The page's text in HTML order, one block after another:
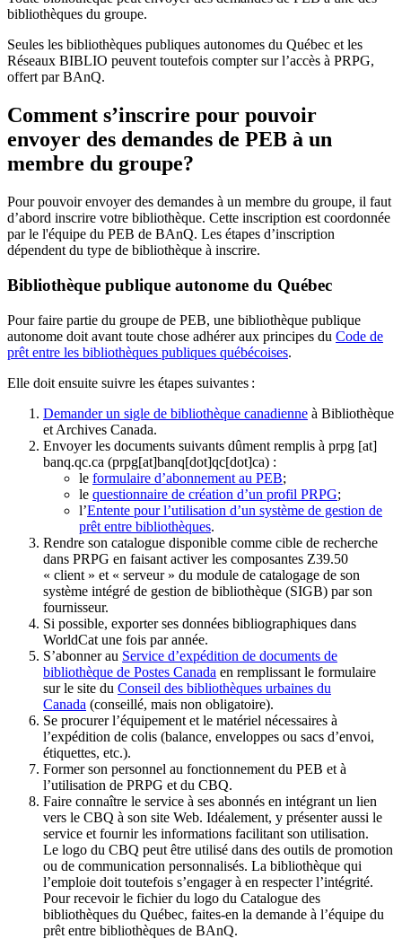
bibliothèques du groupe.
Seules les bibliothèques publiques autonomes du Québec et les
Réseaux BIBLIO peuvent toutefois compter sur l’accès à PRPG,
offert par BAnQ.
Comment s’inscrire pour pouvoir
envoyer des demandes de PEB à un
membre du groupe?
Pour pouvoir envoyer des demandes à un membre du groupe, il faut
d’abord inscrire votre bibliothèque. Cette inscription est coordonnée
par le l'équipe du PEB de BAnQ. Les étapes d’inscription
dépendent du type de bibliothèque à inscrire.
Bibliothèque publique autonome du Québec
Pour faire partie du groupe de PEB, une bibliothèque publique
autonome doit avant toute chose adhérer aux principes du Code de
prêt entre les bibliothèques publiques québécoises.
Elle doit ensuite suivre les étapes suivantes :
Demander un sigle de bibliothèque canadienne à Bibliothèque
et Archives Canada.
Envoyer les documents suivants dûment remplis à prpg [at]
banq.qc.ca (prpg[at]banq[dot]qc[dot]ca) :
le formulaire d’abonnement au PEB;
le questionnaire de création d’un profil PRPG;
l’Entente pour l’utilisation d’un système de gestion de
prêt entre bibliothèques.
Rendre son catalogue disponible comme cible de recherche
dans PRPG en faisant activer les composantes Z39.50
« client » et « serveur » du module de catalogage de son
système intégré de gestion de bibliothèque (SIGB) par son
fournisseur.
Si possible, exporter ses données bibliographiques dans
WorldCat une fois par année.
S’abonner au Service d’expédition de documents de
bibliothèque de Postes Canada en remplissant le formulaire
sur le site du Conseil des bibliothèques urbaines du
Canada (conseillé, mais non obligatoire).
Se procurer l’équipement et le matériel nécessaires à
l’expédition de colis (balance, enveloppes ou sacs d’envoi,
étiquettes, etc.).
Former son personnel au fonctionnement du PEB et à
l’utilisation de PRPG et du CBQ.
Faire connaître le service à ses abonnés en intégrant un lien
vers le CBQ à son site Web. Idéalement, y présenter aussi le
service et fournir les informations facilitant son utilisation.
Le logo du CBQ peut être utilisé dans des outils de promotion
ou de communication personnalisés. La bibliothèque qui
l’emploie doit toutefois s’engager à en respecter l’intégrité.
Pour recevoir le fichier du logo du Catalogue des
bibliothèques du Québec, faites-en la demande à l’équipe du
prêt entre bibliothèques de BAnQ.